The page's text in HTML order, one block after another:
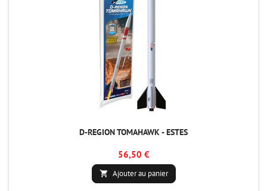
D-REGION TOMAHAWK - ESTES
56,50 €
 Ajouter au panier